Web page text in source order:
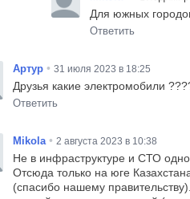
Для южных
Ответить
Артур • 31 июля 2023 в 18:25
Друзья какие электромобили
Ответить
Mikola • 2 августа 2023 в 10:38
Не в инфраструктуре и СТО
Отсюда только на юге
(спасибо нашему